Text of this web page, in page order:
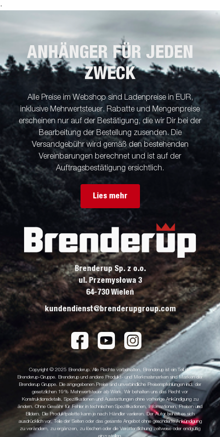
.
ANHÄNGER FÜR JEDEN
ZWECK
Alle Preise im Webshop sind Ladenpreise in EUR,
inklusive Mehrwertsteuer. Rabatte und Mengenpreise
erscheinen nur auf der Bestätigung, die wir Dir bei der
Bearbeitung der Bestellung zusenden. Die
Versandgebühr wird gemäß den bestehenden
Vereinbarungen berechnet und ist auf der
Auftragsbestätigung ersichtlich.
Lies mehr
Brenderup Sp. z o.o.
ul. Przemysłowa 3
64-730 Wieleń
kundendienst@brenderupgroup.com
Copyright © 2025 Brenderup. Alle Rechte vorbehalten. Brenderup ist ein Teil der
Brenderup-Gruppe. Brenderup und andere Produkt- und Merkmalsmarken sind Marken der
Brenderup Gruppe. Die angegebenen Preise sind unverbindliche Preisempfehlungen incl. der
gesetzlichen 19% Mehrwertsteuer ab Werk. Wir behalten uns das Recht vor
Konstruktionsdetails, Spezifikationen und Ausstattungen ohne vorherige Ankündigung zu
ändern. Ohne Gewähr für Fehler in technischen Spezifikationen, Informationen, Preisen und
Bildern. Die Produktpalette kann je nach Händler variieren. Der Autor behält es sich
ausdrücklich vor, Teile der Seiten oder das gesamte Angebot ohne gesonderte Ankündigung
zu verändern, zu ergänzen, zu löschen oder die Veröffentlichung zeitweise oder endgültig
einzustellen.